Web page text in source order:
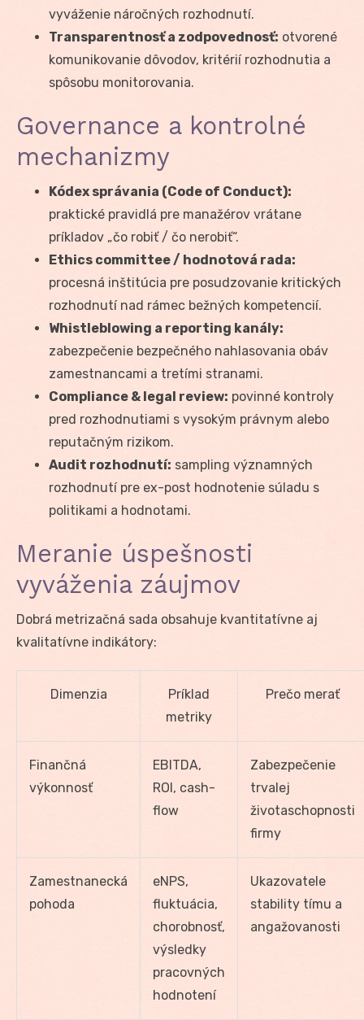
vyváženie náročných rozhodnutí.
Transparentnosť a zodpovednosť: otvorené
komunikovanie dôvodov, kritérií rozhodnutia a
spôsobu monitorovania.
Governance a kontrolné
mechanizmy
Kódex správania (Code of Conduct):
praktické pravidlá pre manažérov vrátane
príkladov „čo robiť / čo nerobiť“.
Ethics committee / hodnotová rada:
procesná inštitúcia pre posudzovanie kritických
rozhodnutí nad rámec bežných kompetencií.
Whistleblowing a reporting kanály:
zabezpečenie bezpečného nahlasovania obáv
zamestnancami a tretími stranami.
Compliance & legal review: povinné kontroly
pred rozhodnutiami s vysokým právnym alebo
reputačným rizikom.
Audit rozhodnutí: sampling významných
rozhodnutí pre ex-post hodnotenie súladu s
politikami a hodnotami.
Meranie úspešnosti
vyváženia záujmov
Dobrá metrizačná sada obsahuje kvantitatívne aj
kvalitatívne indikátory:
Dimenzia
Príklad
metriky
Prečo merať
Finančná
výkonnosť
EBITDA,
ROI, cash-
flow
Zabezpečenie
trvalej
životaschopnosti
firmy
Zamestnanecká
pohoda
eNPS,
fluktuácia,
chorobnosť,
výsledky
pracovných
hodnotení
Ukazovatele
stability tímu a
angažovanosti